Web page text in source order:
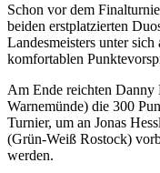
Schon vor dem
beiden erstplatzierten
Landesmeisters unter
komfortablen
Am Ende reichten
Warnemünde) die 300
Turnier, um an Jonas
(Grün-Weiß Rostock)
werden.